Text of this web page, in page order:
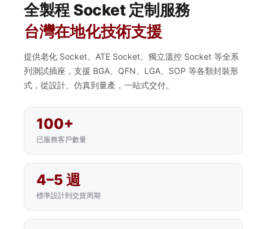
全製程 Socket 定制服務
台灣在地化技術支援
提供老化 Socket、ATE Socket、獨立溫控 Socket 等全系
列測試插座，支援 BGA、QFN、LGA、SOP 等各類封裝形
式，從設計、仿真到量產，一站式交付。
100+
已服務客戶數量
4–5 週
標準設計到交貨周期